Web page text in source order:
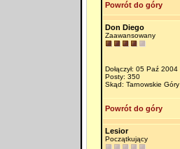
Powrót do góry
Don Diego
Zaawansowany
Dołączył: 05 Paź 2004
Posty: 350
Skąd: Tarnowskie Góry
Powrót do góry
Lesior
Początkujący